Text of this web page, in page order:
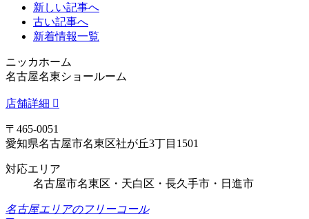
新しい記事へ
古い記事へ
新着情報一覧
ニッカホーム
名古屋名東ショールーム
店舗詳細
〒465-0051
愛知県名古屋市名東区社が丘3丁目1501
対応エリア
名古屋市名東区・天白区・長久手市・日進市
名古屋エリアのフリーコール